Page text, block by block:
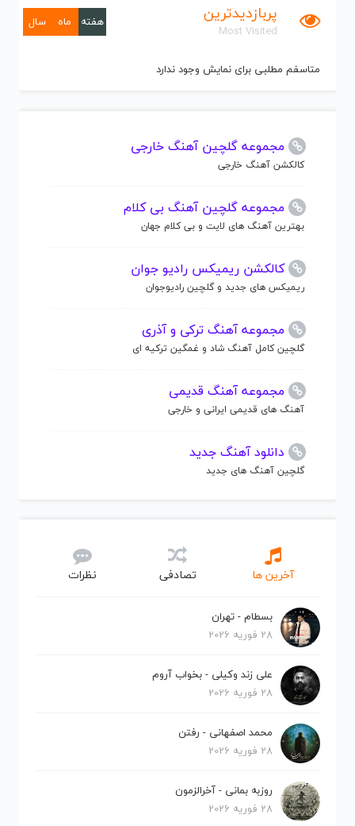
پربازدیدترین
Most Visited
هفته ماه سال
متاسفم مطلبی برای نمایش وجود ندارد
مجموعه گلچین آهنگ خارجی
کالکشن آهنگ خارجی
مجموعه گلچین آهنگ بی کلام
بهترین آهنگ های لایت و بی کلام جهان
کالکشن ریمیکس رادیو جوان
ریمیکس های جدید و گلچین رادیوجوان
مجموعه آهنگ ترکی و آذری
گلچین کامل آهنگ شاد و غمگین ترکیه ای
مجموعه آهنگ قدیمی
آهنگ های قدیمی ایرانی و خارجی
دانلود آهنگ جدید
گلچین آهنگ های جدید
آخرین ها تصادفی نظرات
بسطام - تهران
28 فوریه 2026
علی زند وکیلی - بخواب آروم
28 فوریه 2026
محمد اصفهانی - رفتن
28 فوریه 2026
روزبه بمانی - آخرالزمون
28 فوریه 2026